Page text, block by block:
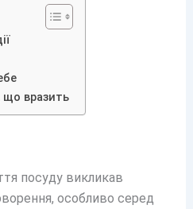
що вразить
посуду викликав
особливо серед